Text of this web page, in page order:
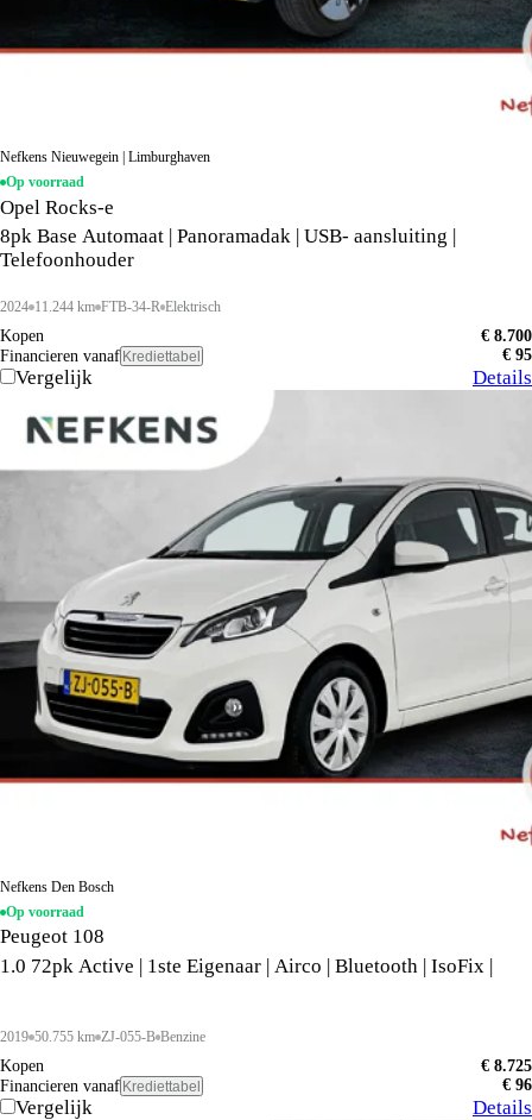
Nefkens Nieuwegein | Limburghaven
Op voorraad
Opel Rocks-e
8pk Base Automaat | Panoramadak | USB- aansluiting |
Telefoonhouder
2024 11.244 km FTB-34-R Elektrisch
Kopen
€ 8.700
Financieren vanaf Krediettabel € 95
Vergelijk Details
Nefkens Den Bosch
Op voorraad
Peugeot 108
1.0 72pk Active | 1ste Eigenaar | Airco | Bluetooth | IsoFix |
2019 50.755 km ZJ-055-B Benzine
Kopen
€ 8.725
Financieren vanaf Krediettabel € 96
Vergelijk Details